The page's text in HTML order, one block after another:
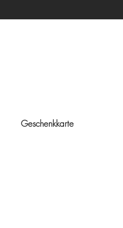
Geschenkkarte